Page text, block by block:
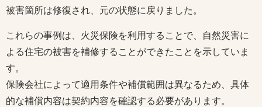
被害箇所は修復され、元の状態に戻りました。
これらの事例は、火災保険を利用することで、自然災害に
よる住宅の被害を補修することができたことを示していま
す。
保険会社によって適用条件や補償範囲は異なるため、具体
的な補償内容は契約内容を確認する必要があります。